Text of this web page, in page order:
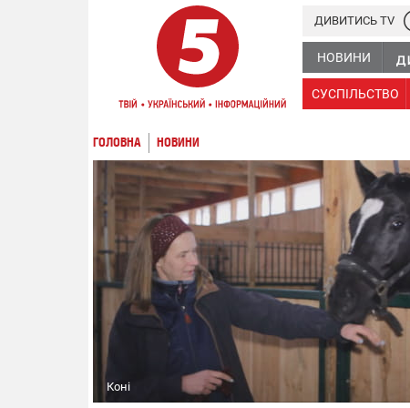
НОВИНИ
СУСПІЛЬСТВО
ДИВИТИСЬ TV
ГОЛОВНА НОВИНИ
Коні